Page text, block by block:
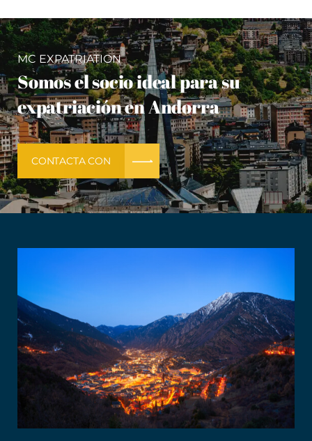
MC EXPATRIATION
Somos el socio ideal para su
expatriación en Andorra
CONTACTA CON